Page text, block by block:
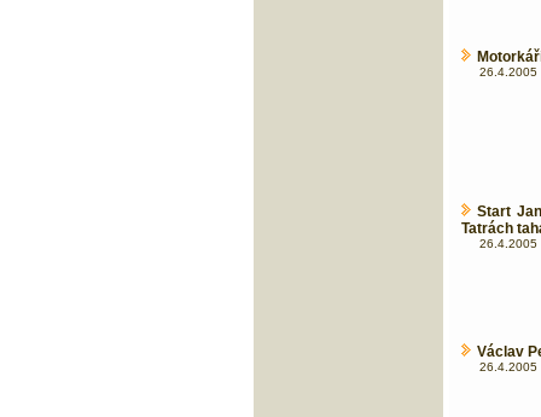
26.4.2005
Start
Tatrách
26.4.2005
Václav
26.4.2005